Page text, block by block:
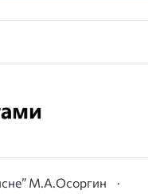
М.А.Осоргин